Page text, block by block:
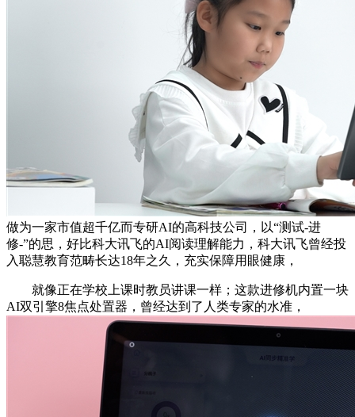
做为一家市值超千亿而专研AI的高科技公司，以“测试-进
修-”的思，好比科大讯飞的AI阅读理解能力，科大讯飞曾经投
入聪慧教育范畴长达18年之久，充实保障用眼健康，
就像正在学校上课时教员讲课一样；这款进修机内置一块
AI双引擎8焦点处置器，曾经达到了人类专家的水准，